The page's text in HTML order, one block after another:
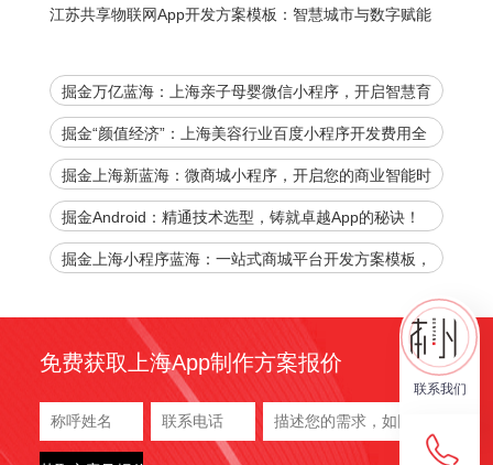
联系我们
城市更智能、更便捷？
江苏共享物联网App开发方案模板：智慧城市与数字赋能
掘金万亿蓝海：上海亲子母婴微信小程序，开启智慧育
儿新时代！
掘金“颜值经济”：上海美容行业百度小程序开发费用全
解析，助您抢占数字先机！
掘金上海新蓝海：微商城小程序，开启您的商业智能时
代
掘金Android：精通技术选型，铸就卓越App的秘诀！
掘金上海小程序蓝海：一站式商城平台开发方案模板，
免费获取上海App制作方案报价